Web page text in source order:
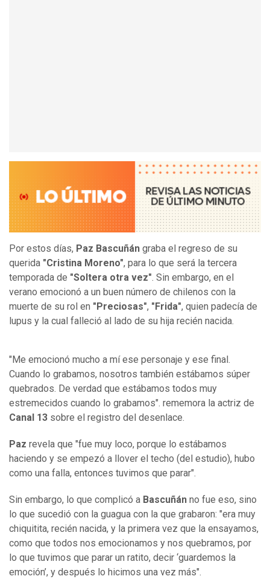
Por estos días, Paz Bascuñán graba el regreso de su
querida "Cristina Moreno", para lo que será la tercera
temporada de "Soltera otra vez". Sin embargo, en el
verano emocionó a un buen número de chilenos con la
muerte de su rol en "Preciosas", "Frida", quien padecía de
lupus y la cual falleció al lado de su hija recién nacida.
"Me emocionó mucho a mí ese personaje y ese final.
Cuando lo grabamos, nosotros también estábamos súper
quebrados. De verdad que estábamos todos muy
estremecidos cuando lo grabamos". rememora la actriz de
Canal 13 sobre el registro del desenlace.
Paz revela que "fue muy loco, porque lo estábamos
haciendo y se empezó a llover el techo (del estudio), hubo
como una falla, entonces tuvimos que parar".
Sin embargo, lo que complicó a Bascuñán no fue eso, sino
lo que sucedió con la guagua con la que grabaron: "era muy
chiquitita, recién nacida, y la primera vez que la ensayamos,
como que todos nos emocionamos y nos quebramos, por
lo que tuvimos que parar un ratito, decir ‘guardemos la
emoción’, y después lo hicimos una vez más".